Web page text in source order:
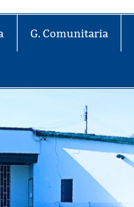
G. Comunitaria